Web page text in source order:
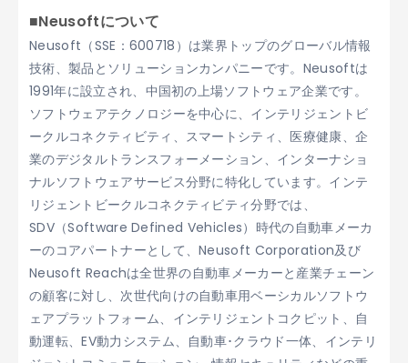
■Neusoftについて
Neusoft（SSE：600718）は業界トップのグローバル情報
技術、製品とソリューションカンパニーです。Neusoftは
1991年に設立され、中国初の上場ソフトウェア企業です。
ソフトウェアテクノロジーを中心に、インテリジェントビ
ークルコネクティビティ、スマートシティ、医療健康、企
業のデジタルトランスフォーメーション、インターナショ
ナルソフトウェアサービス分野に特化しています。インテ
リジェントビークルコネクティビティ分野では、
SDV（Software Defined Vehicles）時代の自動車メーカ
ーのコアパートナーとして、Neusoft Corporation及び
Neusoft Reachは全世界の自動車メーカーと産業チェーン
の顧客に対し、次世代向けの自動車用ベーシカルソフトウ
ェアプラットフォーム、インテリジェントコクピット、自
動運転、EV動力システム、自動車･クラウド一体、インテリ